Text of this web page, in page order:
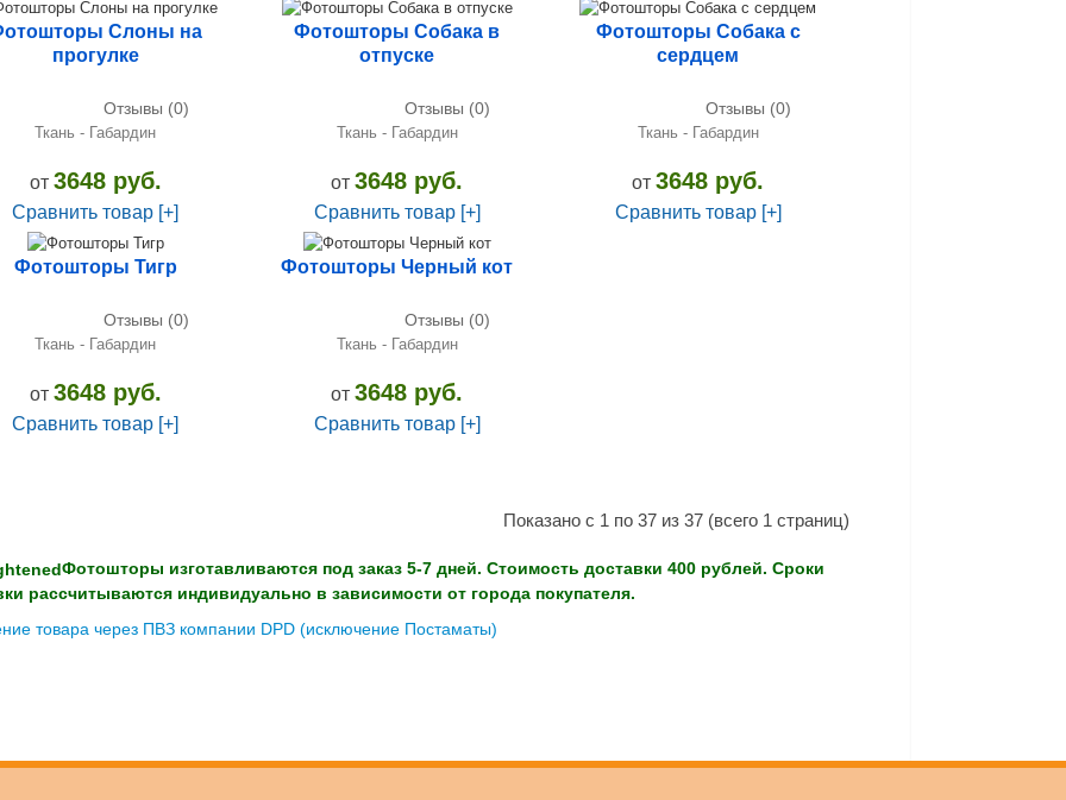
Слоны на
прогулке
Отзывы (0)
Ткань - Габардин
от 3648 руб.
Сравнить товар [+]
Фотошторы Собака в
отпуске
Отзывы (0)
Ткань - Габардин
от 3648 руб.
Сравнить товар [+]
Фотошторы Собака с
сердцем
Отзывы (0)
Ткань - Габардин
от3648 руб.
Сравнить товар [+]
Фотошторы Тигр
Отзывы (0)
Ткань - Габардин
от 3648 руб.
Сравнить товар [+]
Фотошторы Черный кот
Отзывы (0)
Ткань - Габардин
от 3648 руб.
Сравнить товар [+]
Показано с 1 по 37 из 37 (всего 1 страниц)
Фотошторы изготавливаются под заказ 5-7 дней. Стоимость доставки 400 рублей. Сроки
рассчитываются индивидуально в зависимости от города покупателя.
товара через ПВЗ компании DPD (исключение Постаматы)